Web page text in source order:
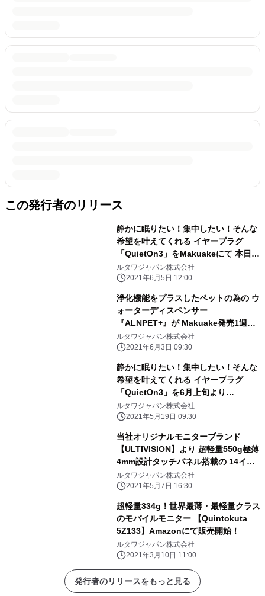
この発行者のリリース
静かに眠りたい！集中したい！そんな
希望を叶えてくれる イヤープラグ
「QuietOn3」をMakuakeにて 本日
2021年6月5日より販売開始いたしま
した。
ルタワジャパン株式会社
2021年6月5日 12:00
浄化機能をプラスしたペットの為の ウ
ォーターディスペンサー
『ALNPET+』が Makuake発売1週間
で300万円を達成！ 7月9日までプロジ
ェクト実施中
ルタワジャパン株式会社
2021年6月3日 09:30
静かに眠りたい！集中したい！そんな
希望を叶えてくれる イヤープラグ
「QuietOn3」を6月上旬より
Makuakeにて先行販売開始！
ルタワジャパン株式会社
2021年5月19日 09:30
当社オリジナルモニターブランド
【ULTIVISION】より 超軽量550g極薄
4mm設計タッチパネル搭載の 14イン
チ4Kモニター【ULTIVISION U14RT-
4K】を Amazonにて5月下旬から販売
ルタワジャパン株式会社
2021年5月7日 16:30
超軽量334g！世界最薄・最軽量クラス
のモバイルモニター 【Quintokuta
5Z133】Amazonにて販売開始！
ルタワジャパン株式会社
2021年3月10日 11:00
発行者のリリースをもっと見る